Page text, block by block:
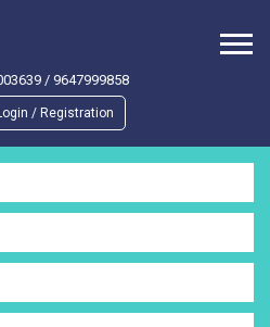
/ 9647999858
/ Registration